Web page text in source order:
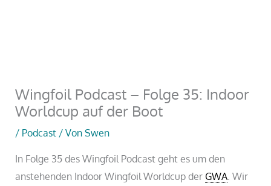
Wingfoil Podcast – Folge 35: Indoor
Worldcup auf der Boot
/ Podcast / VonSwen
In Folge 35 des Wingfoil Podcast geht es um den
anstehenden Indoor Wingfoil Worldcup der GWA . Wir